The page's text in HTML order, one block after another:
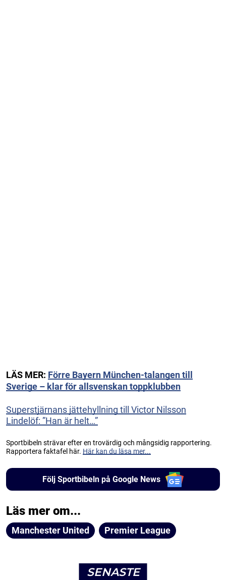
LÄS MER: Förre Bayern München-talangen till
Sverige – klar för allsvenskan toppklubben
Superstjärnans jättehyllning till Victor Nilsson
Lindelöf: ”Han är helt…”
Sportbibeln strävar efter en trovärdig och mångsidig rapportering.
Rapportera faktafel här. Här kan du läsa mer...
Följ Sportbibeln på Google News
Läs mer om...
Manchester United Premier League
SENASTE